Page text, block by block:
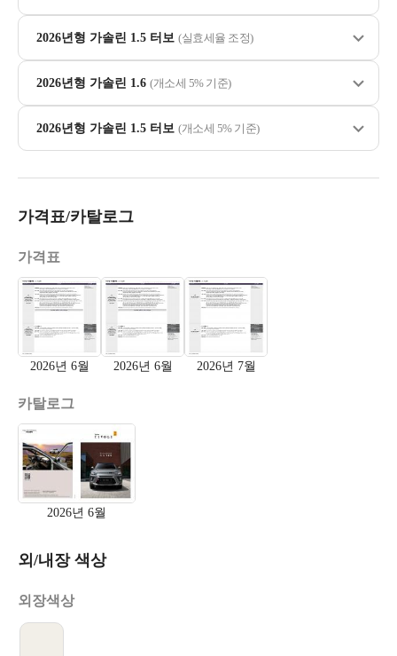
2026년형 가솔린 1.5 터보 (실효세율 조정)
2026년형 가솔린 1.6 (개소세 5% 기준)
2026년형 가솔린 1.5 터보 (개소세 5% 기준)
가격표/카탈로그
가격표
2026년 6월 2026년 6월 2026년 7월
카탈로그
2026년 6월
외/내장 색상
외장색상